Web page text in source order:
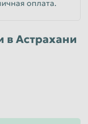
оплата.
в Астрахани